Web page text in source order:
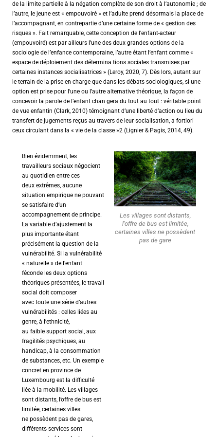
de la limite partielle à la négation complète de son droit à l’autonomie ; de
l’autre, le jeune est « empouvoiré » et l’adulte prend désormais la place de
l’accompagnant, en contrepartie d’une certaine forme de « gestion des
risques ». Fait remarquable, cette conception de l’enfant-acteur
(empouvoiré) est par ailleurs l’une des deux grandes options de la
sociologie de l’enfance contemporaine, l’autre étant l’enfant comme «
espace de déploiement des détermina tions sociales transmises par
certaines instances socialisatrices » (Leroy, 2020, 7). Dès lors, autant sur
le terrain de la prise en charge que dans les débats sociologiques, si une
option est prise pour l’une ou l’autre alternative théorique, la façon de
concevoir la parole de l’enfant chan gera du tout au tout : véritable point
de vue enfantin (Clark, 2010) témoignant d’une liberté d’action ou lieu du
transfert de jugements reçus au travers de leur socialisation, a fortiori
ceux circulant dans la « vie de la classe »2 (Lignier & Pagis, 2014, 49).
Bien évidemment, les
travailleurs sociaux négocient
au quotidien entre ces
deux extrêmes, aucune
situation empirique ne pouvant
se satisfaire d’un
accompagnement de principe.
La variable d’ajustement la
plus importante étant
précisément la question de la
vulnérabilité. Si la vulnérabilité
« naturelle » de l’enfant
féconde les deux options
théoriques présentées, le travail
social doit composer
avec toute une série d’autres
vulnérabilités : celles liées au
genre, à l’ethnicité,
au faible support social, aux
fragilités psychiques, au
handicap, à la consommation
de substances, etc. Un exemple
concret en province de
Luxembourg est la difficulté
liée à la mobilité. Les villages
sont distants, l’offre de bus est
limitée, certaines villes
ne possèdent pas de gares,
différents services sont
Les villages sont distants,
l’offre de bus est limitée,
certaines villes ne possèdent
pas de gare